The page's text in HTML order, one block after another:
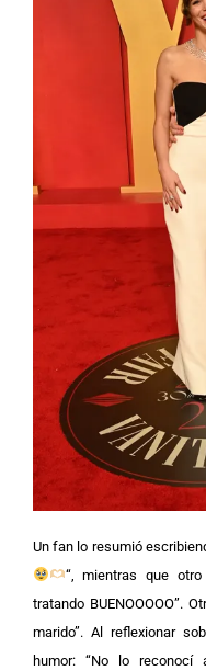
Un fan lo resumió
“, mientras que
tratando BUENOOOOO”.
marido”. Al reflexionar
humor: “No lo reconocí